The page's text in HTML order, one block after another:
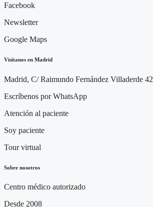
Facebook
Newsletter
Google Maps
Visítanos en Madrid
Madrid, C/ Raimundo Fernández Villaderde 42
Escríbenos por WhatsApp
Atención al paciente
Soy paciente
Tour virtual
Sobre nosotros
Centro médico autorizado
Desde 2008